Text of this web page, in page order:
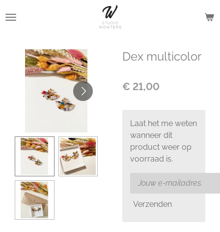
direct
hoofdinhoud
Dex multicolor
€ 21,00
Laat het me weten
wanneer dit
product weer op
voorraad is.
Verzenden